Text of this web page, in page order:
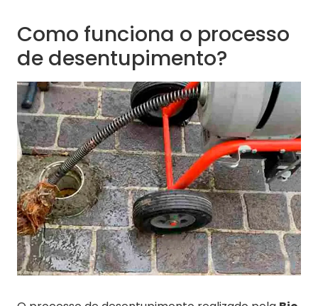
Como funciona o processo
de desentupimento?